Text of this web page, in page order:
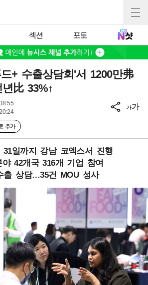
섹션 포토
+ 수출상담회'서 1200만弗
比 33%↑
추가
가가
31일까지 강남 코엑스서 진행
야 42개국 316개 기업 참여
출 상담…35건 MOU 성사